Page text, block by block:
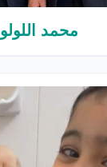
محمد اللولو